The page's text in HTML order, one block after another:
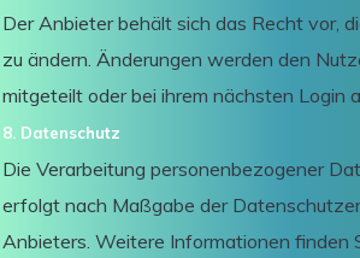
Der Anbieter behält sich das Recht vor,
zu ändern. Änderungen werden den
mitgeteilt oder bei ihrem nächsten Login
8. Datenschutz
Die Verarbeitung personenbezogener
erfolgt nach Maßgabe der
Anbieters. Weitere Informationen finden